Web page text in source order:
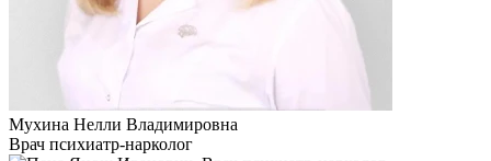
Мухина Нелли Владимировна
Врач психиатр-нарколог